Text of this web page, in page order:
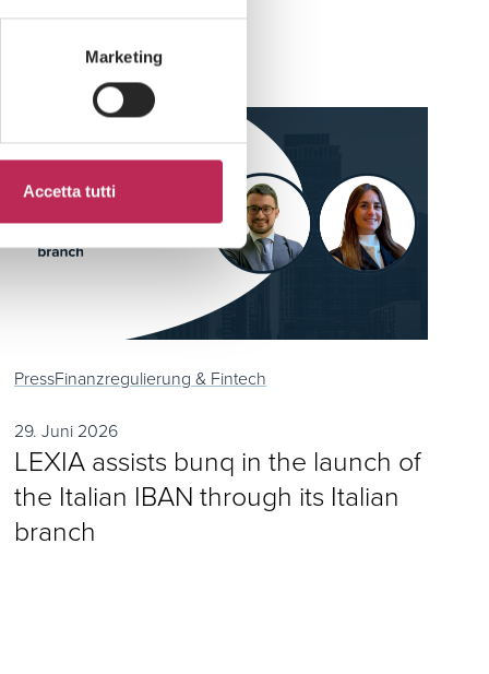
Marketing
Accetta tutti
PressFinanzregulierung & Fintech
29. Juni 2026
LEXIA assists bunq in the launch of
the Italian IBAN through its Italian
branch